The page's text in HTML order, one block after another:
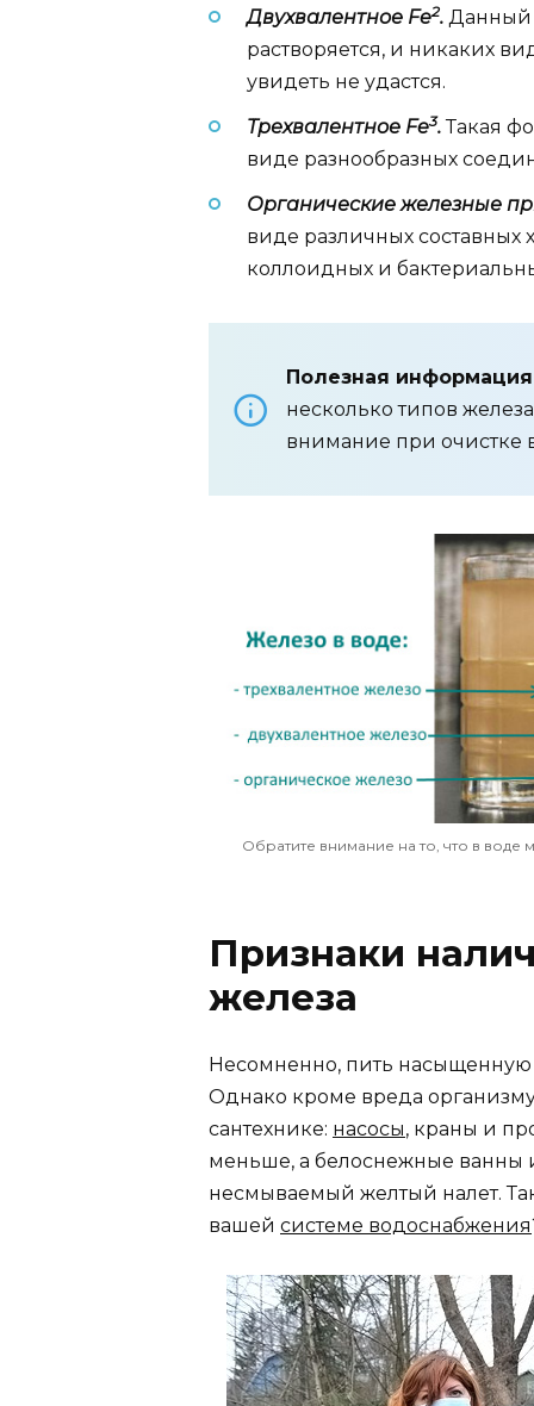
Двухвалентное Fe2. Данный
растворяется, и никаких
увидеть не удастся.
Трехвалентное Fe3.Такая
виде разнообразных
Органические железные
виде различных составных
коллоидных и
Полезная
несколько типов
внимание при очистке
Обратите внимание на то, что в воде
Признаки
железа
Несомненно, пить насыщенную
Однако кроме вреда
сантехнике: насосы, краны и
меньше, а белоснежные ванны
несмываемый желтый налет.
вашей системе водоснабжения